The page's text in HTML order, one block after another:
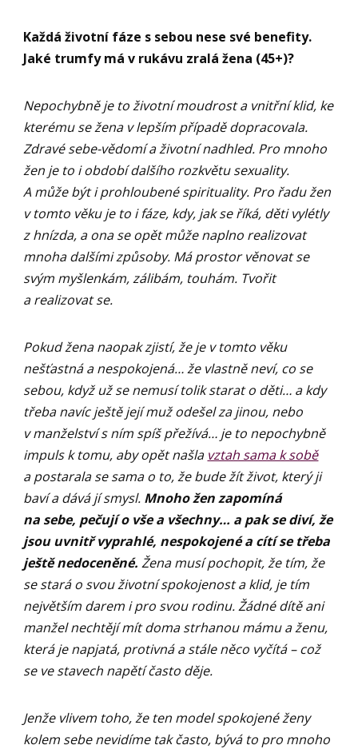
Každá životní fáze s sebou nese své benefity.
Jaké trumfy má v rukávu zralá žena (45+)?
Nepochybně je to životní moudrost a vnitřní klid, ke
kterému se žena v lepším případě dopracovala.
Zdravé sebe-vědomí a životní nadhled. Pro mnoho
žen je to i období dalšího rozkvětu sexuality.
A může být i prohloubené spirituality. Pro řadu žen
v tomto věku je to i fáze, kdy, jak se říká, děti vylétly
z hnízda, a ona se opět může naplno realizovat
mnoha dalšími způsoby. Má prostor věnovat se
svým myšlenkám, zálibám, touhám. Tvořit
a realizovat se.
Pokud žena naopak zjistí, že je v tomto věku
nešťastná a nespokojená… že vlastně neví, co se
sebou, když už se nemusí tolik starat o děti… a kdy
třeba navíc ještě její muž odešel za jinou, nebo
v manželství s ním spíš přežívá… je to nepochybně
impuls k tomu, aby opět našla vztah sama k sobě
a postarala se sama o to, že bude žít život, který ji
baví a dává jí smysl. Mnoho žen zapomíná
na sebe, pečují o vše a všechny… a pak se diví, že
jsou uvnitř vyprahlé, nespokojené a cítí se třeba
ještě nedoceněné. Žena musí pochopit, že tím, že
se stará o svou životní spokojenost a klid, je tím
největším darem i pro svou rodinu. Žádné dítě ani
manžel nechtějí mít doma strhanou mámu a ženu,
která je napjatá, protivná a stále něco vyčítá – což
se ve stavech napětí často děje.
Jenže vlivem toho, že ten model spokojené ženy
kolem sebe nevidíme tak často, bývá to pro mnoho